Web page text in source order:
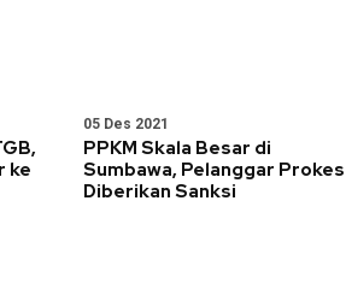
ke
05 Des 2021
PPKM Skala Besar di
Sumbawa, Pelanggar Prokes
Diberikan Sanksi